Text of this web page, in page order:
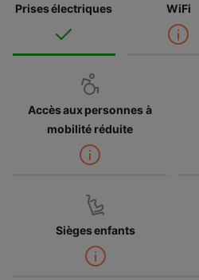
Prises électriques WiFi
Accès aux personnes à
mobilité réduite
Sièges enfants